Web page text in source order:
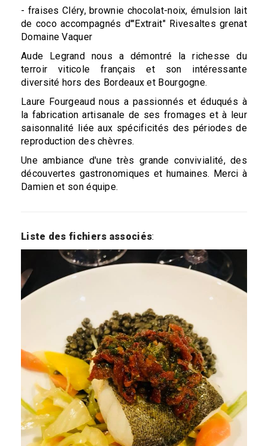
- fraises Cléry, brownie chocolat-noix, émulsion lait
de coco accompagnés d'"Extrait" Rivesaltes grenat
Domaine Vaquer
Aude Legrand nous a démontré la richesse du
terroir viticole français et son intéressante
diversité hors des Bordeaux et Bourgogne.
Laure Fourgeaud nous a passionnés et éduqués à
la fabrication artisanale de ses fromages et à leur
saisonnalité liée aux spécificités des périodes de
reproduction des chèvres.
Une ambiance d'une très grande convivialité, des
découvertes gastronomiques et humaines. Merci à
Damien et son équipe.
Liste des fichiers associés: